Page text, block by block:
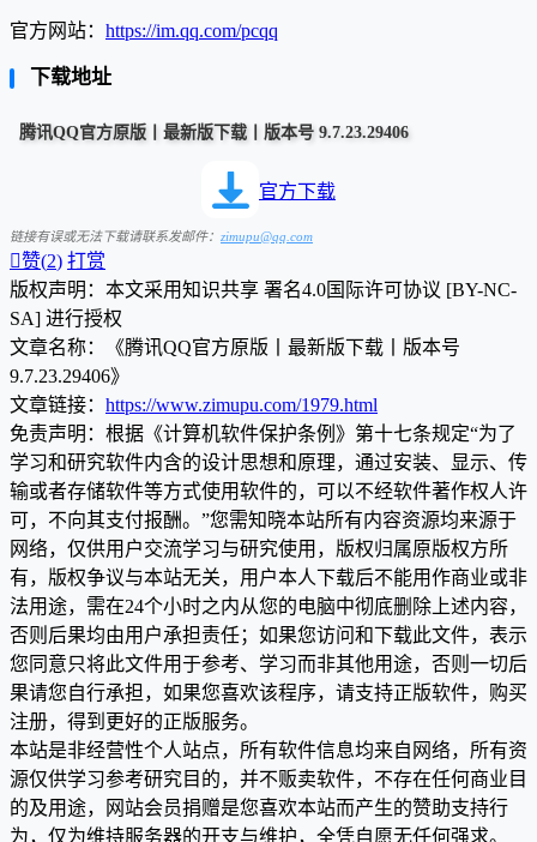
官方网站： https://im.qq.com/pcqq
下载地址
腾讯QQ官方原版丨最新版下载丨版本号 9.7.23.29406
官方下载
链接有误或无法下载请联系发邮件： zimupu@qq.com
赞(2) 打赏
版权声明：本文采用知识共享 署名4.0国际许可协议 [BY-NC-
SA] 进行授权
文章名称：《腾讯QQ官方原版丨最新版下载丨版本号
9.7.23.29406》
文章链接： https://www.zimupu.com/1979.html
免责声明：根据《计算机软件保护条例》第十七条规定“为了
学习和研究软件内含的设计思想和原理，通过安装、显示、传
输或者存储软件等方式使用软件的，可以不经软件著作权人许
可，不向其支付报酬。”您需知晓本站所有内容资源均来源于
网络，仅供用户交流学习与研究使用，版权归属原版权方所
有，版权争议与本站无关，用户本人下载后不能用作商业或非
法用途，需在24个小时之内从您的电脑中彻底删除上述内容，
否则后果均由用户承担责任；如果您访问和下载此文件，表示
您同意只将此文件用于参考、学习而非其他用途，否则一切后
果请您自行承担，如果您喜欢该程序，请支持正版软件，购买
注册，得到更好的正版服务。
本站是非经营性个人站点，所有软件信息均来自网络，所有资
源仅供学习参考研究目的，并不贩卖软件，不存在任何商业目
的及用途，网站会员捐赠是您喜欢本站而产生的赞助支持行
为，仅为维持服务器的开支与维护，全凭自愿无任何强求。